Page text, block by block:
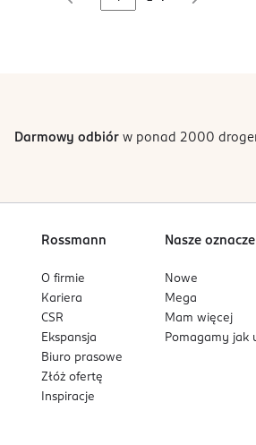
Darmowy odbiórw ponad 2000
Rossmann
O firmie
Kariera
CSR
Ekspansja
Biuro prasowe
Złóż ofertę
Inspiracje
Nasze
Nowe
Mega
Mam więcej
Pomagamy jak